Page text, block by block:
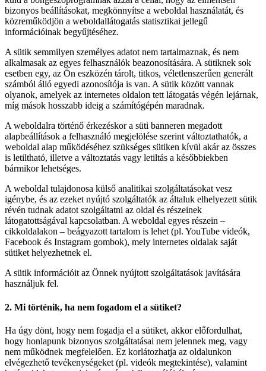
bizonyos beállításokat, megkönnyítse a weboldal használatát, és
közreműködjön a weboldallátogatás statisztikai jellegű
információinak begyűjtéséhez.
A sütik semmilyen személyes adatot nem tartalmaznak, és nem
alkalmasak az egyes felhasználók beazonosítására. A sütiknek sok
esetben egy, az Ön eszközén tárolt, titkos, véletlenszerűen generált
számból álló egyedi azonosítója is van. A sütik között vannak
olyanok, amelyek az internetes oldalon tett látogatás végén lejárnak,
míg mások hosszabb ideig a számítógépén maradnak.
A weboldalra történő érkezéskor a süti banneren megadott
alapbeállítások a felhasználó megjelölése szerint változtathatók, a
weboldal alap működéséhez szükséges sütiken kívül akár az összes
is letiltható, illetve a változtatás vagy letiltás a későbbiekben
bármikor lehetséges.
A weboldal tulajdonosa külső analitikai szolgáltatásokat vesz
igénybe, és az ezeket nyújtó szolgáltatók az általuk elhelyezett sütik
révén tudnak adatot szolgáltatni az oldal és részeinek
látogatottságával kapcsolatban. A weboldal egyes részein –
cikkoldalakon – beágyazott tartalom is lehet (pl. YouTube videók,
Facebook és Instagram gombok), mely internetes oldalak saját
sütiket helyezhetnek el.
A sütik információit az Önnek nyújtott szolgáltatások javítására
használjuk fel.
2. Mi történik, ha nem fogadom el a sütiket?
Ha úgy dönt, hogy nem fogadja el a sütiket, akkor előfordulhat,
hogy honlapunk bizonyos szolgáltatásai nem jelennek meg, vagy
nem működnek megfelelően. Ez korlátozhatja az oldalunkon
elvégezhető tevékenységeket (pl. videók megtekintése), valamint